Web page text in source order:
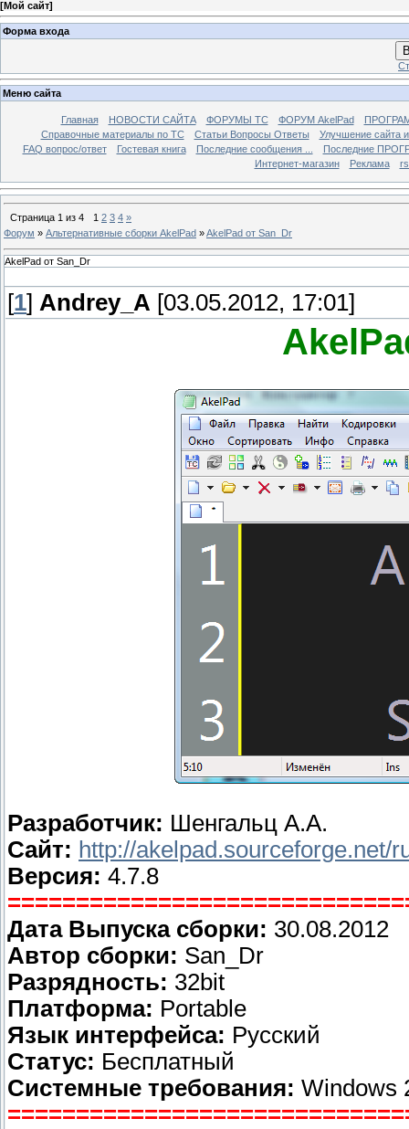
[Мой сайт]
Форма входа
Меню сайта
Главная НОВОСТИ САЙТА ФОРУМЫ TC ФОРУМ AkelPad
Справочные материалы по TС
Статьи Вопросы Ответы
Улучшение сайта
FAQ вопрос/ответ
Гостевая книга Последние сообщения ...
Последние
Интернет-магазин
Реклама
Страница 1 из 4 1 2 3 4 »
Форум » Альтернативные сборки AkelPad »AkelPad от San_Dr
AkelPad от San_Dr
[1] Andrey_A [03.05.2012, 17:01]
Разработчик: Шенгальц А.А.
Сайт: http://akelpad.sourceforge.net/
Версия: 4.7.8
Дата Выпуска сборки: 30.08.2012
Автор сборки: San_Dr
Разрядность: 32bit
Платформа: Portable
Язык интерфейса: Русский
Статус: Бесплатный
Системные требования: Windows